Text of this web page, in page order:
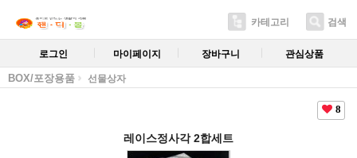
카테고리 검색
로그인 마이페이지 장바구니 관심상품
BOX/포장용품 선물상자
8
레이스정사각 2합세트